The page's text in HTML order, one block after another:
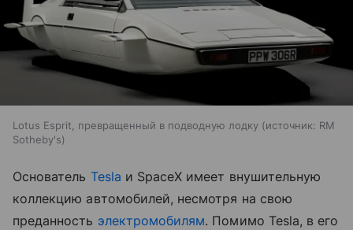
Lotus Esprit, превращенный в подводную лодку источник: RM
Sotheby's
Основатель Tesla и SpaceX имеет внушительную
коллекцию автомобилей, несмотря на свою
преданность электромобилям. Помимо Tesla, в его